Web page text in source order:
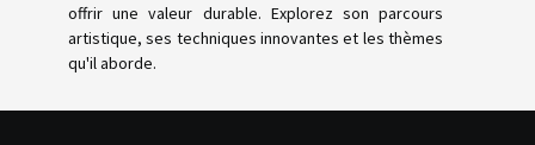
offrir une valeur durable. Explorez son parcours
artistique, ses techniques innovantes et les thèmes
qu'il aborde.